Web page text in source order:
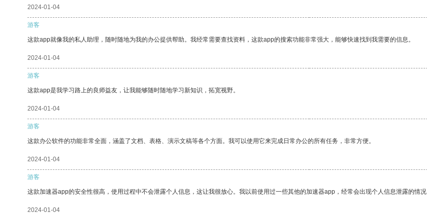
2024-01-04
游客
这款app就像我的私人助理，随时随地为我的办公提供帮助。我经常需要查找资料，这款app的搜索功能非常强大，能够快速找到我需要的信息。
2024-01-04
游客
这款app是我学习路上的良师益友，让我能够随时随地学习新知识，拓宽视野。
2024-01-04
游客
这款办公软件的功能非常全面，涵盖了文档、表格、演示文稿等各个方面。我可以使用它来完成日常办公的所有任务，非常方便。
2024-01-04
游客
这款加速器app的安全性很高，使用过程中不会泄露个人信息，这让我很放心。我以前使用过一些其他的加速器app，经常会出现个人信息泄露的情况
2024-01-04